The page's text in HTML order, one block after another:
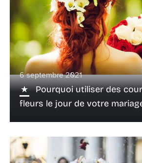
6 septembre 2021
Pourquoi utiliser des
fleurs le jour de votre